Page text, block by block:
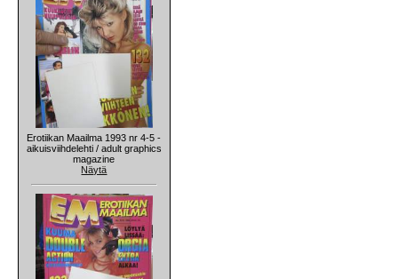
Erotiikan Maailma 1993 nr 4-5 -
aikuisviihdelehti / adult graphics
magazine
Näytä